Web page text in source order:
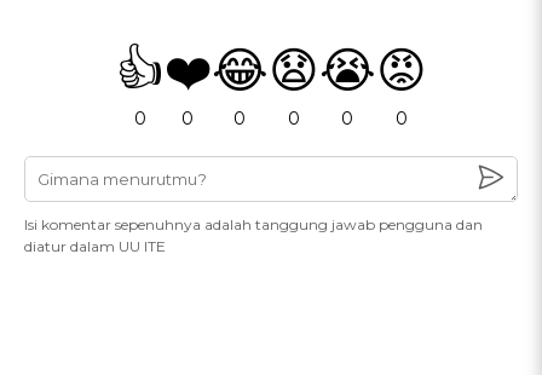
👍
0
❤️
0
😂
0
😧
0
😭
0
😡
0
Isi komentar sepenuhnya adalah tanggung jawab pengguna dan
diatur dalam UU ITE